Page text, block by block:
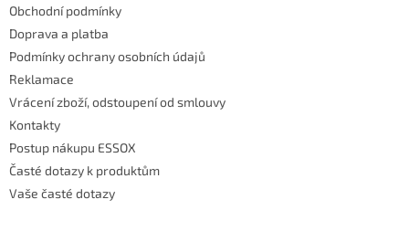
Obchodní podmínky
Doprava a platba
Podmínky ochrany osobních údajů
Reklamace
Vrácení zboží, odstoupení od smlouvy
Kontakty
Postup nákupu ESSOX
Časté dotazy k produktům
Vaše časté dotazy